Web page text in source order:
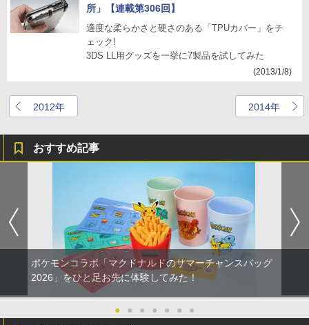
所」【連載第306回】
適度な柔らかさと硬さのある「TPUカバー」をチ
ェック!
3DS LL用グッズを一挙に7製品を試してみた
(2013/1/8)
2012年 2014年
おすすめ記事
ポケモンコラボ「マクドナルドのサマーチャンスバッグ
2026」をひと足お先に体験してみた！
● ● ● ● ● ● ●